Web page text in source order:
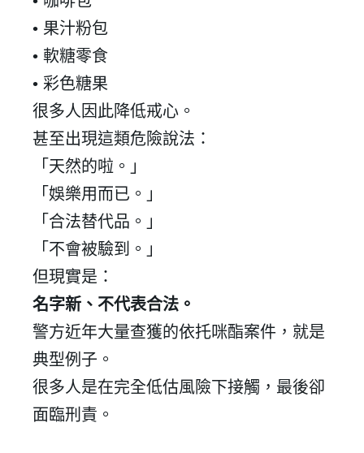
• 果汁粉包
• 軟糖零食
• 彩色糖果
很多人因此降低戒心。
甚至出現這類危險說法：
「天然的啦。」
「娛樂用而已。」
「合法替代品。」
「不會被驗到。」
但現實是：
名字新、不代表合法。
警方近年大量查獲的依托咪酯案件，就是
典型例子。
很多人是在完全低估風險下接觸，最後卻
面臨刑責。